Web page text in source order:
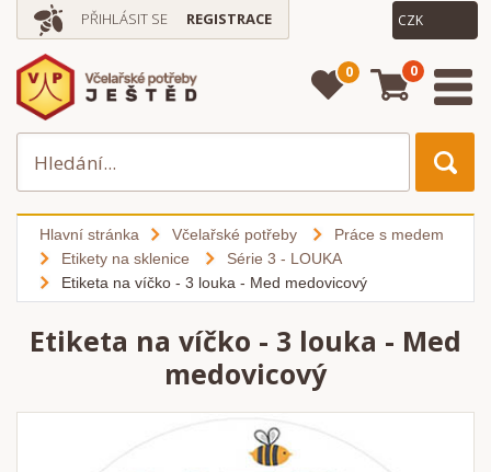
PŘIHLÁSIT SE REGISTRACE
0 0
Hlavní stránka Včelařské potřeby
Práce s medem
Etikety na sklenice
Série 3 - LOUKA
Etiketa na víčko - 3 louka - Med medovicový
Etiketa na víčko - 3 louka - Med
medovicový